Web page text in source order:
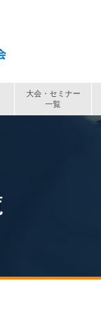
大会・セミナー
一覧